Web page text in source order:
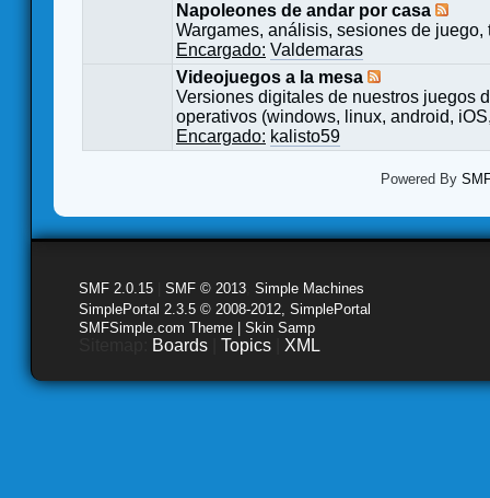
Napoleones de andar por casa
Wargames, análisis, sesiones de
Encargado: Valdemaras
Videojuegos a la mesa
Versiones digitales de nuestros juegos
operativos (windows, linux, android,
Encargado: kalisto59
Powered By
SMF 2.0.15 SMF © 2013 Simple Machines
SimplePortal 2.3.5 © 2008-2012, SimplePortal
SMFSimple.com Theme | Skin Samp
Boards Topics XML